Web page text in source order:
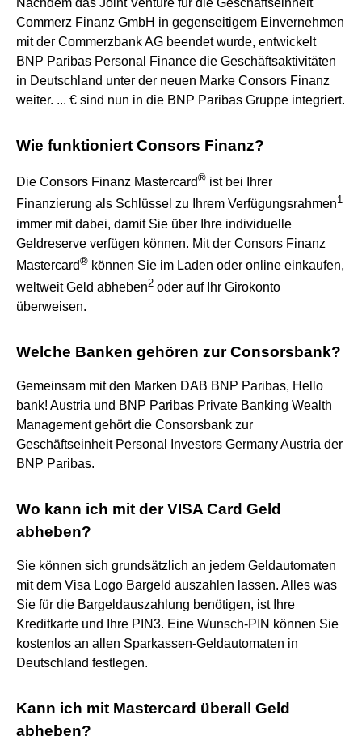
Nachdem das Joint Venture für die Geschäftseinheit
Commerz Finanz GmbH in gegenseitigem Einvernehmen
mit der Commerzbank AG beendet wurde, entwickelt
BNP Paribas Personal Finance die Geschäftsaktivitäten
in Deutschland unter der neuen Marke Consors Finanz
weiter. ... € sind nun in die BNP Paribas Gruppe integriert.
Wie funktioniert Consors Finanz?
Die Consors Finanz Mastercard® ist bei Ihrer
Finanzierung als Schlüssel zu Ihrem Verfügungsrahmen1
immer mit dabei, damit Sie über Ihre individuelle
Geldreserve verfügen können. Mit der Consors Finanz
Mastercard® können Sie im Laden oder online einkaufen,
weltweit Geld abheben2 oder auf Ihr Girokonto
überweisen.
Welche Banken gehören zur Consorsbank?
Gemeinsam mit den Marken DAB BNP Paribas, Hello
bank! Austria und BNP Paribas Private Banking Wealth
Management gehört die Consorsbank zur
Geschäftseinheit Personal Investors Germany Austria der
BNP Paribas.
Wo kann ich mit der VISA Card Geld
abheben?
Sie können sich grundsätzlich an jedem Geldautomaten
mit dem Visa Logo Bargeld auszahlen lassen. Alles was
Sie für die Bargeldauszahlung benötigen, ist Ihre
Kreditkarte und Ihre PIN3. Eine Wunsch-PIN können Sie
kostenlos an allen Sparkassen-Geldautomaten in
Deutschland festlegen.
Kann ich mit Mastercard überall Geld
abheben?